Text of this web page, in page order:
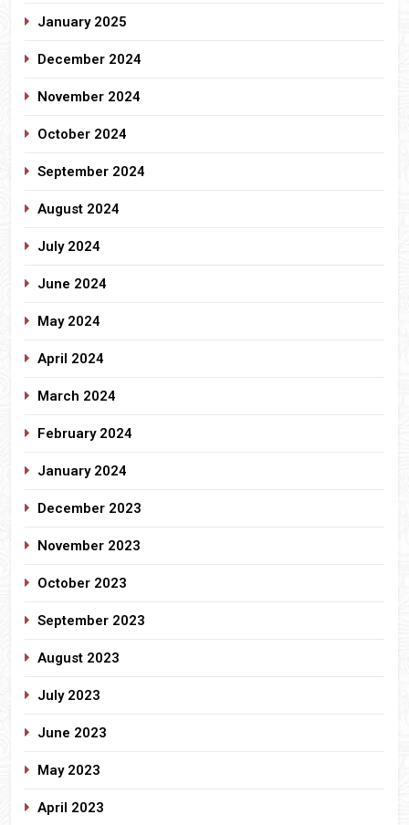
January 2025
December 2024
November 2024
October 2024
September 2024
August 2024
July 2024
June 2024
May 2024
April 2024
March 2024
February 2024
January 2024
December 2023
November 2023
October 2023
September 2023
August 2023
July 2023
June 2023
May 2023
April 2023